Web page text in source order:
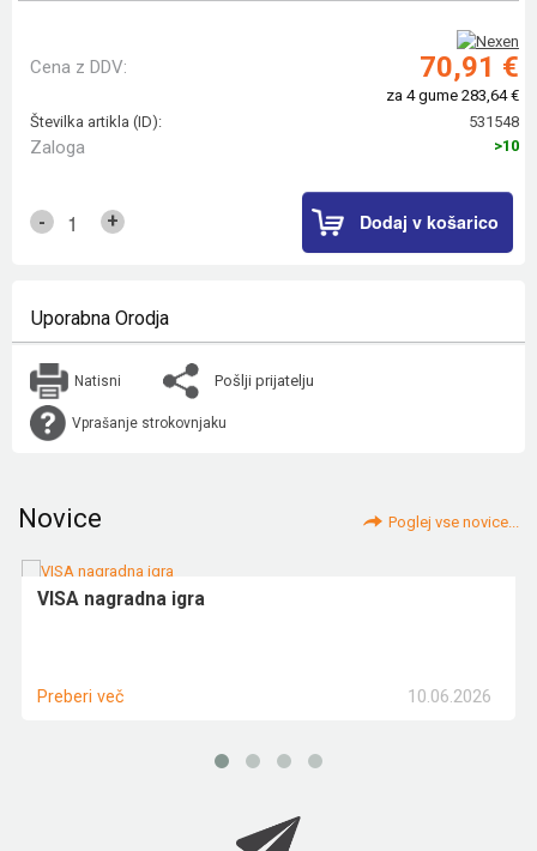
Cena z DDV: 70,91 €
za 4 gume 283,64 €
Številka artikla (ID):
531548
Zaloga >10
- + Dodaj v košarico
Uporabna Orodja
Natisni Pošlji prijatelju
Vprašanje strokovnjaku
Novice Poglej vse novice...
VISA nagradna igra
10.06.2026
Preberi več